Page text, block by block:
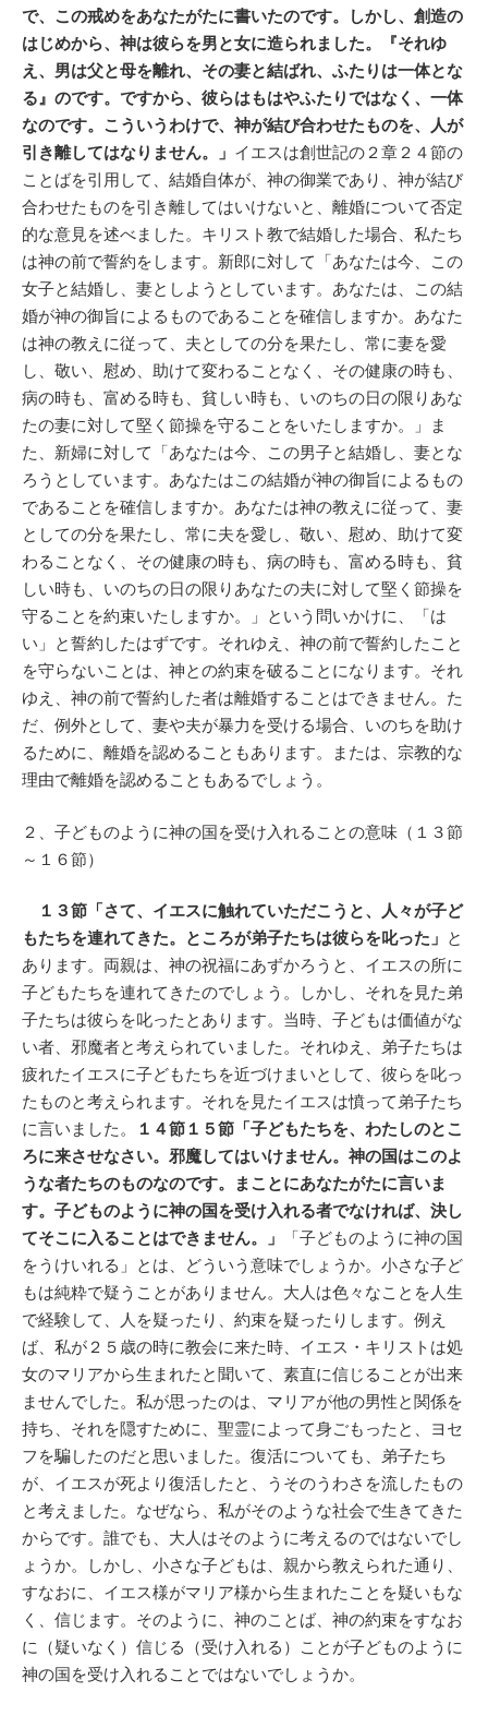
で、この戒めをあなたがたに書いたのです。しかし、創造の
はじめから、神は彼らを男と女に造られました。『それゆ
え、男は父と母を離れ、その妻と結ばれ、ふたりは一体とな
る』のです。ですから、彼らはもはやふたりではなく、一体
なのです。こういうわけで、神が結び合わせたものを、人が
引き離してはなりません。」 イエスは創世記の２章２４節の
ことばを引用して、結婚自体が、神の御業であり、神が結び
合わせたものを引き離してはいけないと、離婚について否定
的な意見を述べました。キリスト教で結婚した場合、私たち
は神の前で誓約をします。新郎に対して「あなたは今、この
女子と結婚し、妻としようとしています。あなたは、この結
婚が神の御旨によるものであることを確信しますか。あなた
は神の教えに従って、夫としての分を果たし、常に妻を愛
し、敬い、慰め、助けて変わることなく、その健康の時も、
病の時も、富める時も、貧しい時も、いのちの日の限りあな
たの妻に対して堅く節操を守ることをいたしますか。」ま
た、新婦に対して「あなたは今、この男子と結婚し、妻とな
ろうとしています。あなたはこの結婚が神の御旨によるもの
であることを確信しますか。あなたは神の教えに従って、妻
としての分を果たし、常に夫を愛し、敬い、慰め、助けて変
わることなく、その健康の時も、病の時も、富める時も、貧
しい時も、いのちの日の限りあなたの夫に対して堅く節操を
守ることを約束いたしますか。」という問いかけに、「は
い」と誓約したはずです。それゆえ、神の前で誓約したこと
を守らないことは、神との約束を破ることになります。それ
ゆえ、神の前で誓約した者は離婚することはできません。た
だ、例外として、妻や夫が暴力を受ける場合、いのちを助け
るために、離婚を認めることもあります。または、宗教的な
理由で離婚を認めることもあるでしょう。
２、子どものように神の国を受け入れることの意味（１３節
～１６節）
１３節「さて、イエスに触れていただこうと、人々が子ど
もたちを連れてきた。ところが弟子たちは彼らを叱った」 と
あります。両親は、神の祝福にあずかろうと、イエスの所に
子どもたちを連れてきたのでしょう。しかし、それを見た弟
子たちは彼らを叱ったとあります。当時、子どもは価値がな
い者、邪魔者と考えられていました。それゆえ、弟子たちは
疲れたイエスに子どもたちを近づけまいとして、彼らを叱っ
たものと考えられます。それを見たイエスは憤って弟子たち
に言いました。
１４節１５節「子どもたちを、わたしのとこ
ろに来させなさい。邪魔してはいけません。神の国はこのよ
うな者たちのものなのです。まことにあなたがたに言いま
す。子どものように神の国を受け入れる者でなければ、決し
てそこに入ることはできません。」
「子どものように神の国
をうけいれる」とは、どういう意味でしょうか。小さな子ど
もは純粋で疑うことがありません。大人は色々なことを人生
で経験して、人を疑ったり、約束を疑ったりします。例え
ば、私が２５歳の時に教会に来た時、イエス・キリストは処
女のマリアから生まれたと聞いて、素直に信じることが出来
ませんでした。私が思ったのは、マリアが他の男性と関係を
持ち、それを隠すために、聖霊によって身ごもったと、ヨセ
フを騙したのだと思いました。復活についても、弟子たち
が、イエスが死より復活したと、うそのうわさを流したもの
と考えました。なぜなら、私がそのような社会で生きてきた
からです。誰でも、大人はそのように考えるのではないでし
ょうか。しかし、小さな子どもは、親から教えられた通り、
すなおに、イエス様がマリア様から生まれたことを疑いもな
く、信じます。そのように、神のことば、神の約束をすなお
に（疑いなく）信じる（受け入れる）ことが子どものように
神の国を受け入れることではないでしょうか。